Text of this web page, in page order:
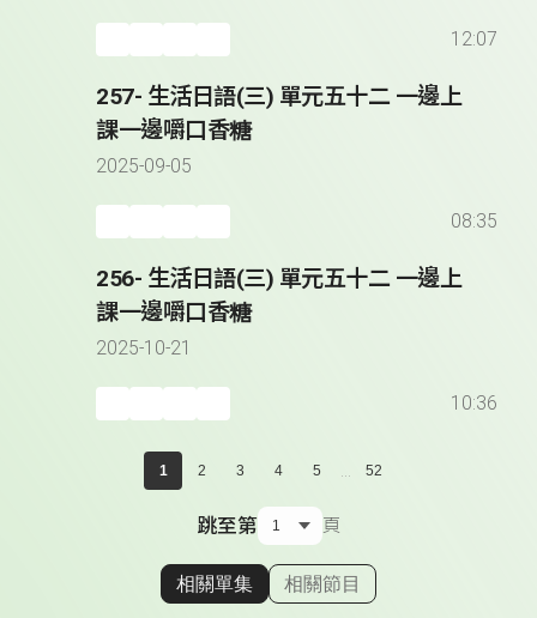
12:07
257- 生活日語(三) 單元五十二 一邊上
課一邊嚼口香糖
2025-09-05
08:35
256- 生活日語(三) 單元五十二 一邊上
課一邊嚼口香糖
2025-10-21
10:36
1 2 3 4 5 ... 52
跳至第 頁
顯示相關單集
相關單集 相關節目